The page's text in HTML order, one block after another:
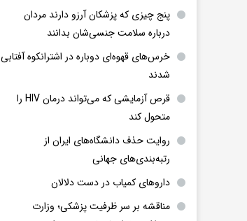
پنج چیزی که پزشکان آرزو دارند مردان
درباره سلامت جنسی‌شان بدانند
خرس‌های قهوه‌ای دوباره در اشترانکوه آفتابی
شدند
قرص آزمایشی که می‌تواند درمان HIV را
متحول کند
روایت حذف دانشگاه‌های ایران از
رتبه‌بندی‌های جهانی
داروهای کمیاب در دست دلالان
مناقشه بر سر ظرفیت پزشکی؛ وزارت